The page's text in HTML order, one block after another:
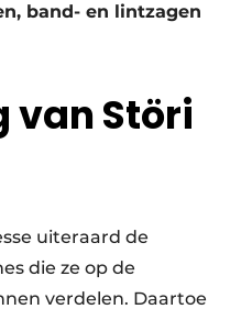
band- en lintzagen
van Störi
uiteraard de
die ze op de
verdelen. Daartoe